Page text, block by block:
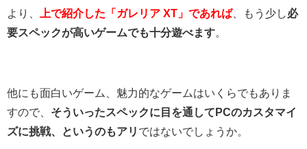
より、
上で紹介した「ガレリア XT」であれば、もう少し 必
要スペックが高いゲームでも十分遊べます
他にも面白いゲーム、魅力的なゲームはいくらでもありま
すので、 そういったスペックに目を通してPCのカスタマイ
ズに挑戦、というのもアリ ではないでしょうか。